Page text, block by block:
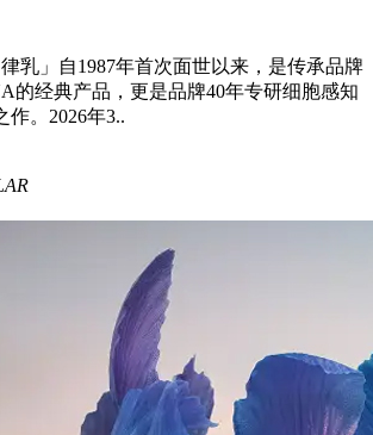
律乳」自1987年首次面世以来，是传承品牌
的经典产品，更是品牌40年专研细胞感知
作。2026年3..